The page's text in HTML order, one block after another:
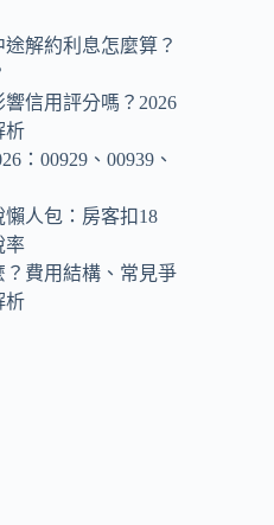
解約利息怎麼算？
信用評分嗎？2026
析
：00929、00939、
懶人包：房客扣18
率
費用結構、常見爭
析